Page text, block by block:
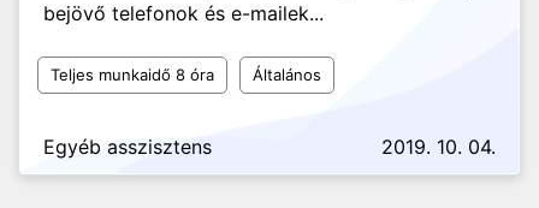
bejövő telefonok és e-mailek...
Teljes munkaidő 8 óra Általános
Egyéb asszisztens 2019. 10. 04.